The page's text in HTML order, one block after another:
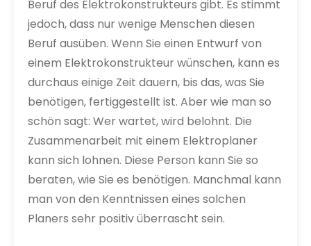
Beruf des Elektrokonstrukteurs gibt. Es stimmt
jedoch, dass nur wenige Menschen diesen
Beruf ausüben. Wenn Sie einen Entwurf von
einem Elektrokonstrukteur wünschen, kann es
durchaus einige Zeit dauern, bis das, was Sie
benötigen, fertiggestellt ist. Aber wie man so
schön sagt: Wer wartet, wird belohnt. Die
Zusammenarbeit mit einem Elektroplaner
kann sich lohnen. Diese Person kann Sie so
beraten, wie Sie es benötigen. Manchmal kann
man von den Kenntnissen eines solchen
Planers sehr positiv überrascht sein.